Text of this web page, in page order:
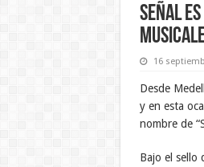
Señal
16
Desde
y en esta
nombre de
Bajo el sello